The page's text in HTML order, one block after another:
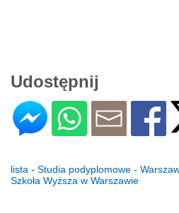
Udostępnij
lista - Studia podyplomowe -
Szkoła Wyższa w Warszawie